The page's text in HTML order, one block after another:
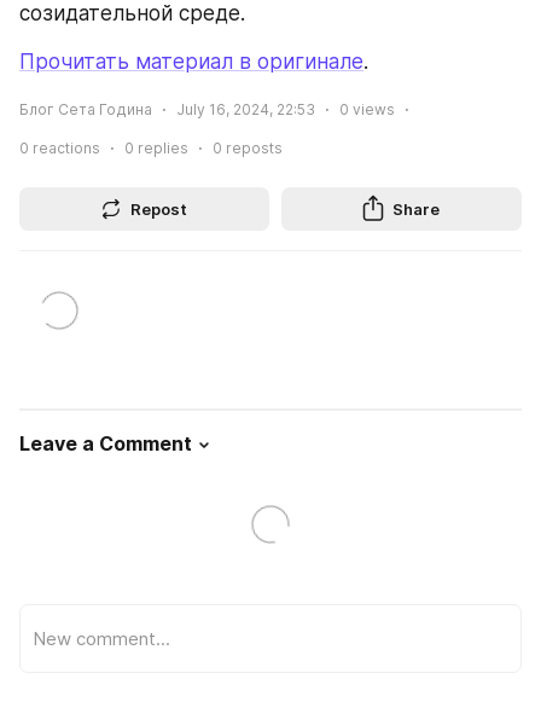
созидательной среде.
Прочитать материал в оригинале.
Блог Сета Година July 16, 2024, 22:53 0 views
0 reactions 0 replies 0 reposts
Repost Share
Leave a Comment